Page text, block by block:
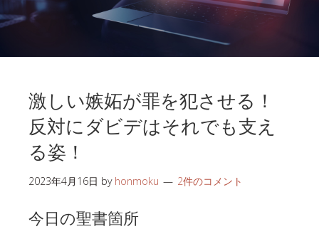
激しい嫉妬が罪を犯させる！
反対にダビデはそれでも支え
る姿！
2023年4月16日 by honmoku 2件のコメント
今日の聖書箇所